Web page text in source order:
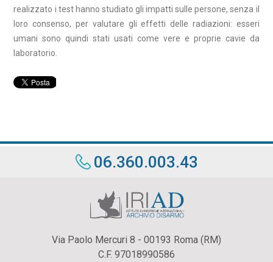
realizzato i test hanno studiato gli impatti sulle persone, senza il
loro consenso, per valutare gli effetti delle radiazioni: esseri
umani sono quindi stati usati come vere e proprie cavie da
laboratorio.
06.360.003.43
Via Paolo Mercuri 8 - 00193 Roma (RM)
C.F. 97018990586